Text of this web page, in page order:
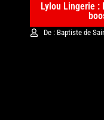
Lylou Lingerie
De : Baptiste de